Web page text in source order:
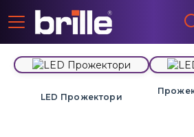
LED Прожектори